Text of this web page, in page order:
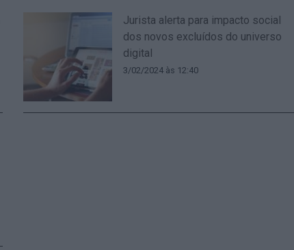
Jurista alerta para impacto social
dos novos excluídos do universo
digital
3/02/2024 às 12:40